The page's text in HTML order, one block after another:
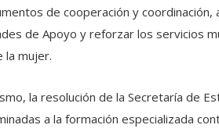
de cooperación y
de Apoyo y reforzar los servicios
la mujer.
la resolución de la Secretaría de
a la formación especializada